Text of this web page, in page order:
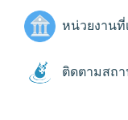
หน่วยงานที่
ติดตามสถ